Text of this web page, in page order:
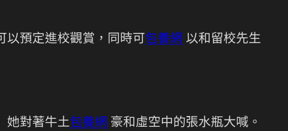
以預定進校觀賞，同時可包養網 以和留校先生
她對著牛土包養網 豪和虛空中的張水瓶大喊。